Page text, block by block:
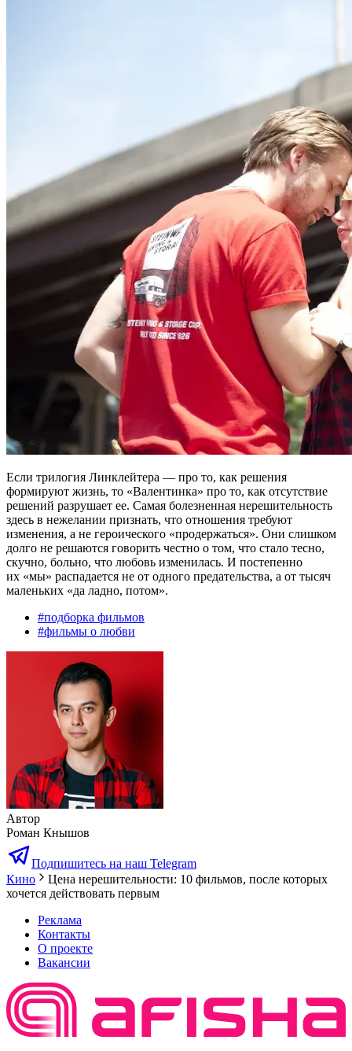
Если трилогия Линклейтера — про то, как решения
формируют жизнь, то «Валентинка» про то, как отсутствие
решений разрушает ее. Самая болезненная нерешительность
здесь в нежелании признать, что отношения требуют
изменения, а не героического «продержаться». Они слишком
долго не решаются говорить честно о том, что стало тесно,
скучно, больно, что любовь изменилась. И постепенно
их «мы» распадается не от одного предательства, а от тысяч
маленьких «да ладно, потом».
#подборка фильмов
#фильмы о любви
Автор
Роман Кнышов
Подпишитесь на наш Telegram
Кино
Цена нерешительности: 10 фильмов, после которых
хочется действовать первым
Реклама
Контакты
О проекте
Вакансии